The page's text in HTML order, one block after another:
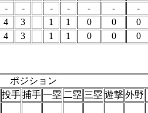
- - - - - -
-
4 3 1 1 0 0
0
4 3 1 1 0 0 0
ポジション
投手捕手一塁 二塁 三塁 遊撃外野